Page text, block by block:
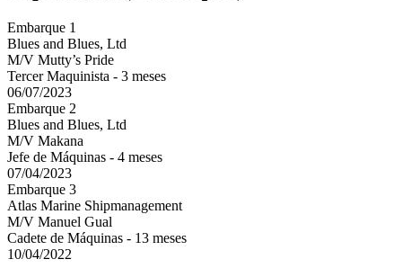
Embarque 1
Blues and Blues, Ltd
M/V Mutty’s Pride
Tercer Maquinista - 3 meses
06/07/2023
Embarque 2
Blues and Blues, Ltd
M/V Makana
Jefe de Máquinas - 4 meses
07/04/2023
Embarque 3
Atlas Marine Shipmanagement
M/V Manuel Gual
Cadete de Máquinas - 13 meses
10/04/2022